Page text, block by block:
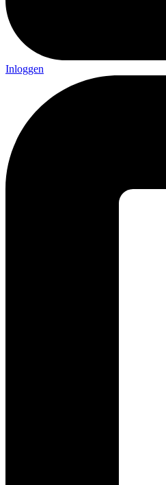
Inloggen